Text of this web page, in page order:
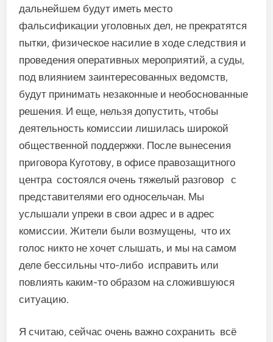
дальнейшем будут иметь место
фальсификации уголовных дел, не прекратятся
пытки, физическое насилие в ходе следствия и
проведения оперативных мероприятий, а суды,
под влиянием заинтересованных ведомств,
будут принимать незаконные и необоснованные
решения. И еще, нельзя допустить, чтобы
деятельность комиссии лишилась широкой
общественной поддержки. После вынесения
приговора Куготову, в офисе правозащитного
центра состоялся очень тяжелый разговор с
представителями его односельчан. Мы
услышали упреки в свои адрес и в адрес
комиссии. Жители были возмущены, что их
голос никто не хочет слышать, и мы на самом
деле бессильны что-либо исправить или
повлиять каким-то образом на сложившуюся
ситуацию.
Я считаю, сейчас очень важно сохранить всё